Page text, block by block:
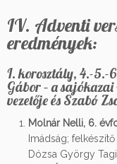
IV. Adventi
eredmények:
I. korosztály, 4.-5.-
Gábor – a
vezetője és Szabó
Molnár Nelli, 6.
Imádság;
Dózsa György